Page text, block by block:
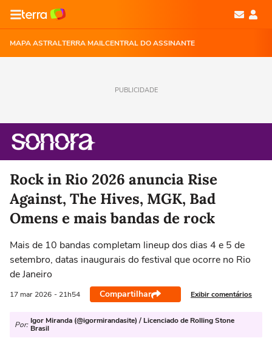
MAPA ASTRALTERRA MAILCENTRAL DO ASSINANTE
PUBLICIDADE
Rock in Rio 2026 anuncia Rise
Against, The Hives, MGK, Bad
Omens e mais bandas de rock
Mais de 10 bandas completam lineup dos dias 4 e 5 de
setembro, datas inaugurais do festival que ocorre no Rio
de Janeiro
17 mar 2026 - 21h54 Compartilhar Exibir comentários
Por: Igor Miranda (@igormirandasite) / Licenciado de Rolling Stone
Brasil